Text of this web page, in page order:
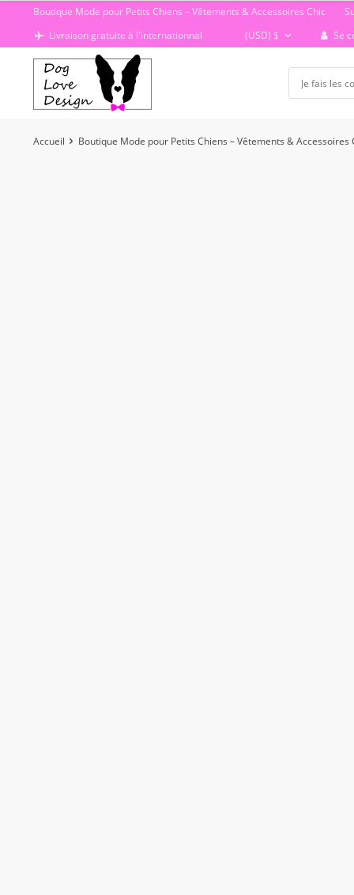
contenu
Boutique Mode pour Petits Chiens – Vêtements & Accessoires Chic
Livraison gratuite à l'internationnal
(USD) $ Se
Accueil Boutique Mode pour Petits Chiens – Vêtements & Accessoires